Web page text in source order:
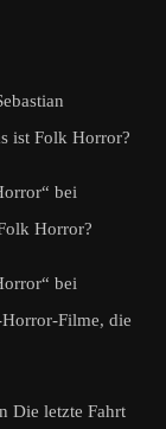
ist Folk Horror?
bei
Horror?
bei
Filme, die
Die letzte Fahrt